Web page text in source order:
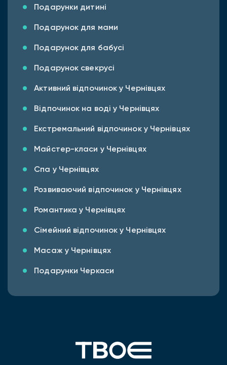
Подарунки дитині
Подарунок для мами
Подарунок для бабусі
Подарунок свекрусі
Активний відпочинок у Чернівцях
Відпочинок на воді у Чернівцях
Екстремальний відпочинок у Чернівцях
Майстер-класи у Чернівцях
Спа у Чернівцях
Розвиваючий відпочинок у Чернівцях
Романтика у Чернівцях
Сімейний відпочинок у Чернівцях
Масаж у Чернівцях
Подарунки Черкаси